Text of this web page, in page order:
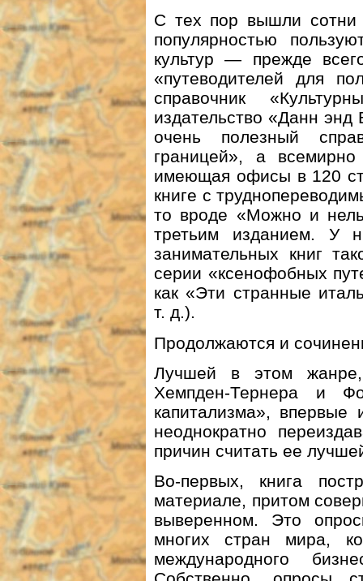
С тех пор вышли сотни
популярностью
культур — прежде
«путеводителей для
справочник
издательство «Данн
очень полезный
границей», а
имеющая офисы в 120
книге с
то вроде «Можно и
третьим изданием. У
занимательных книг
серии «ксенофобных
как «Эти странные
т. д.).
Продолжаются и
Лучшей в этом жанре,
Хемпден-Тернера и
капитализма», впервые
неоднократно
причин считать ее
Во-первых, книга
материале, притом
выверенном. Это
многих стран мира,
международного